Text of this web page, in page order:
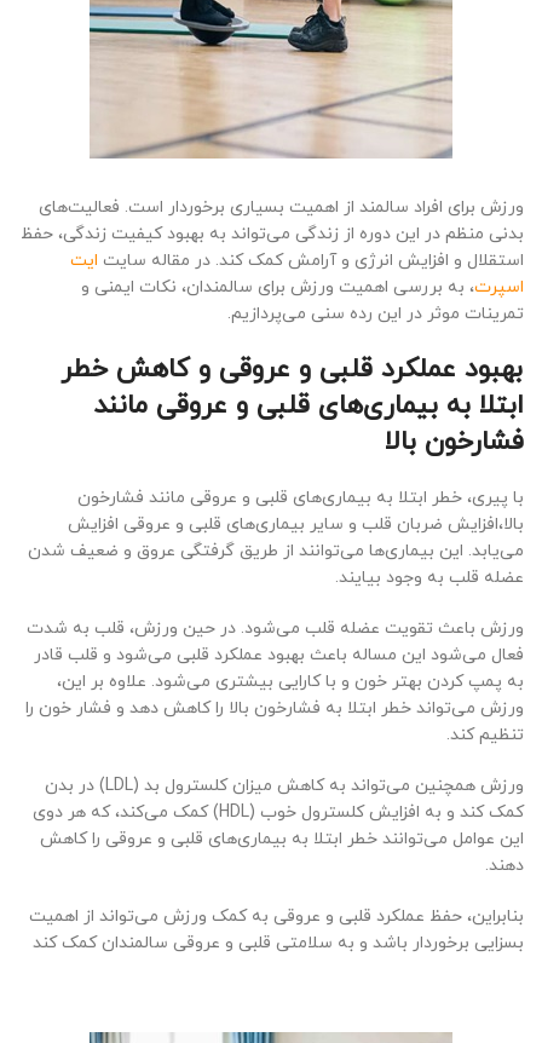
ورزش برای افراد سالمند از اهمیت بسیاری برخوردار است. فعالیت‌های
بدنی منظم در این دوره از زندگی می‌تواند به بهبود کیفیت زندگی، حفظ
استقلال و افزایش انرژی و آرامش کمک کند. در مقاله سایت ایت
اسپرت، به بررسی اهمیت ورزش برای سالمندان، نکات ایمنی و
تمرینات موثر در این رده ‌سنی می‌پردازیم.
بهبود عملکرد قلبی و عروقی و کاهش خطر
ابتلا به بیماری‌های قلبی و عروقی مانند
فشارخون بالا
با پیری، خطر ابتلا به بیماری‌های قلبی و عروقی مانند فشارخون
بالا،افزایش ضربان قلب و سایر بیماری‌های قلبی و عروقی افزایش
می‌یابد. این بیماری‌ها می‌توانند از طریق گرفتگی عروق و ضعیف شدن
عضله قلب به وجود بیایند.
ورزش باعث تقویت عضله قلب می‌شود. در حین ورزش، قلب به شدت
فعال می‌شود این مساله باعث بهبود عملکرد قلبی می‌شود و قلب قادر
به پمپ کردن بهتر خون و با کارایی بیشتری می‌شود. علاوه بر این،
ورزش می‌تواند خطر ابتلا به فشارخون بالا را کاهش دهد و فشار خون را
تنظیم کند.
ورزش همچنین می‌تواند به کاهش میزان کلسترول بد (LDL) در بدن
کمک کند و به افزایش کلسترول خوب (HDL) کمک می‌کند، که هر دوی
این عوامل می‌توانند خطر ابتلا به بیماری‌های قلبی و عروقی را کاهش
دهند.
بنابراین، حفظ عملکرد قلبی و عروقی به کمک ورزش می‌تواند از اهمیت
بسزایی برخوردار باشد و به سلامتی قلبی و عروقی سالمندان کمک کند